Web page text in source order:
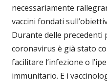
necessariamente
vaccini fondati
Durante delle precedenti
coronavirus è già stato
facilitare l’infezione o
immunitario. E i